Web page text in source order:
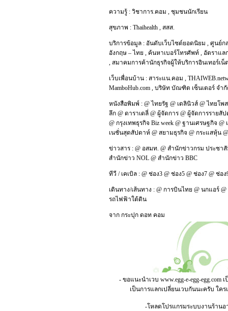
ความรู้ : วิชาการ.คอม , ชุมชนนักเรียน
สุขภาพ : Thaihealth , สสส.
บริการข้อมูล : อันดับเว็บไซต์ยอดนิยม , ศูนย์ก
อังกฤษ – ไทย , ค้นหาเบอร์โทรศัพท์ , อัตราแล
, สมาคมการค้านักธุรกิจผู้ให้บริการอินเทอร์เน็
เว็บเพื่อนบ้าน : สาระแน.คอม ,
MamboHub.com , บริษัท บัณฑิต เซ็นเตอร์ จำ
หนังสือพิมพ์ : @ ไทยรัฐ @ เดลินิวส์ @ ไทยโพ
ลึก @ ดาราเดลี่ @ ผู้จัดการ @ ผู้จัดการรายสั
@ กรุงเทพธุรกิจ Biz week @ ฐานเศรษฐกิจ @
เนชั่นสุดสัปดาห์ @ สยามธุรกิจ @ กระแสหุ้น
ข่าวสาร : @ อสมท. @ สำนักข่าวกรม ประชา
สำนักข่าว NOL @ สำนักข่าว BBC
ทีวี / เคเบิล : @ ช่อง3 @ ช่อง5 @ ช่อง7 @ ช่อง
เดินทาง/เส้นทาง : @ การบินไทย @ นกแอร์ @
รถไฟฟ้าใต้ดิน
จาก กระปุก ดอท คอม
- ขอแนะนำเวบ www.egg-e-egg-egg.comเ
เป็นการแลกเปลี่ยนเวบกันนะครับ ใค
-โหลดโปรแกรมระบบงานร้านอ